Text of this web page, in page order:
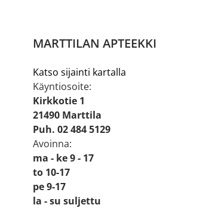
MARTTILAN APTEEKKI
Katso sijainti kartalla
Käyntiosoite:
Kirkkotie 1
21490 Marttila
Puh. 02 484 5129
Avoinna:
ma - ke 9 - 17
to 10-17
pe 9-17
la - su suljettu